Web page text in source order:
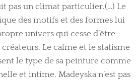
pas un climat particulier.(…) Le
des motifs et des formes lui
univers qui cesse d’être
Le calme et le statisme
le type de sa peinture comme
et intime. Madeyska n’est pas